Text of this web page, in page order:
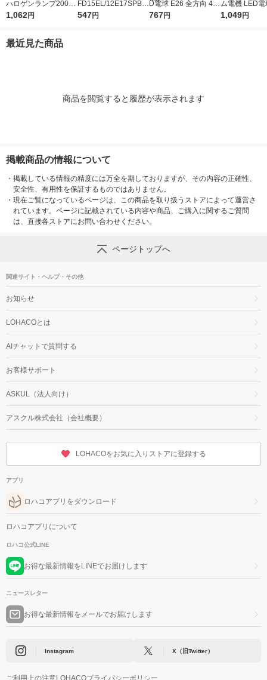
ハロゲンランプ200W
J110V200W 118mm 1
1,062円
FD15EL/12E17SPB 0
6-3774 1個
547円
D電球 E26 全方向 40
形相当 昼白色 2個セ
767円
ム電機 LED電
17 40形相当
1,049円
最近見た商品
商品を閲覧すると履歴が表示されます
掲載商品の情報について
・ 掲載している情報の精度には万全を期しておりますが、その内容の正確性、
安全性、有用性を保証するものではありません。
・ 現在ご覧になっているページは、この商品を取り扱うストアによって運営さ
れています。ページに記載されている内容や商品、ご購入に関するご質問
は、直接各ストアにお問い合わせください。
ページトップへ
関連サイト・ヘルプ・その他
お知らせ
LOHACOとは
AIチャットで質問する
お客様サポート
ASKUL（法人向け）
アスクル株式会社（会社概要）
LOHACOをお気に入りストアに登録する
アプリ
ロハコアプリをダウンロード
ロハコアプリについて
ロハコ公式LINE
お得な最新情報をLINEでお届けします
ニュースレター
お得な最新情報をメールでお届けします
Instagram X（旧Twitter）